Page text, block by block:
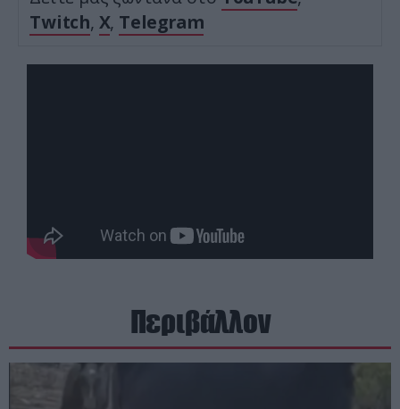
Twitch, X, Telegram
Περιβάλλον